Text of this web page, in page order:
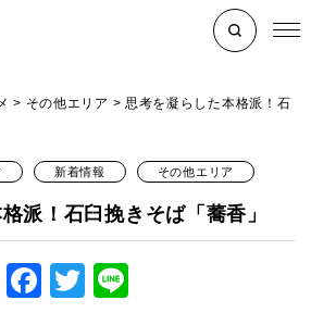
> その他エリア > 思考を凝らした本格派！石
新着情報 その他エリア
派！石臼挽きそば「蕎香」
Facebook
Twitter